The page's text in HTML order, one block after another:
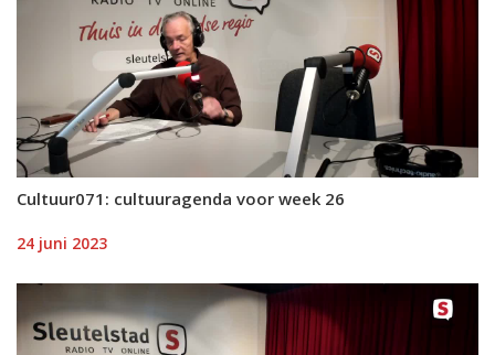
Cultuur071: cultuuragenda voor week 26
24 juni 2023